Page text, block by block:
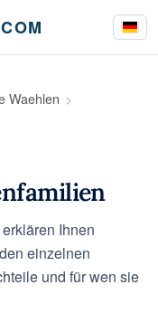
Waehlen
Ihnen
einzelnen
und für wen sie